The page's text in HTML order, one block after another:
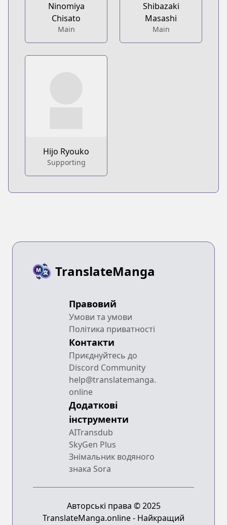
Ninomiya
Chisato
Main
Shibazaki
Masashi
Main
Hijo Ryouko
Supporting
TranslateManga
Правовий
Умови та умови
Політика приватності
Контакти
Приєднуйтесь до
Discord Community
help@translatemanga.
online
Додаткові
інструменти
AITransdub
SkyGen Plus
Знімальник водяного
знака Sora
Авторські права © 2025
TranslateManga.online - Найкращий